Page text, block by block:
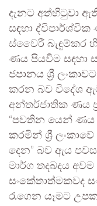
දැනට අත්හිටුවා
සඳහා
ස්වෛරී බැඳුම්කර
ණය පියවීම සඳහා
ජපානය ශ්‍රී
කරන බව විදේශ
අන්තර්ජාතික ණය
“පවතින යෙන් ණය
කරමින් ශ්‍රී
දෙන” බව ඇය
මාර්ග තදබදය
සංකේතාත්මකවද
රැගෙන යෑමට